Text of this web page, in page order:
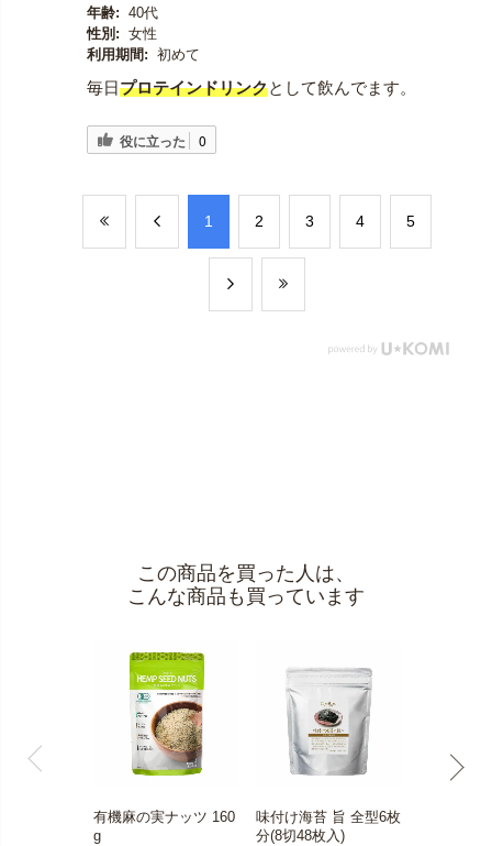
年齢: 40代
性別: 女性
利用期間: 初めて
毎日プロテインドリンクとして飲んでます。
役に立った 0
​1 ​2 ​3 ​4 ​5
この商品を買った人は、
こんな商品も買っています
有機麻の実ナッツ 160
g
味付け海苔 旨 全型6枚
分(8切48枚入)